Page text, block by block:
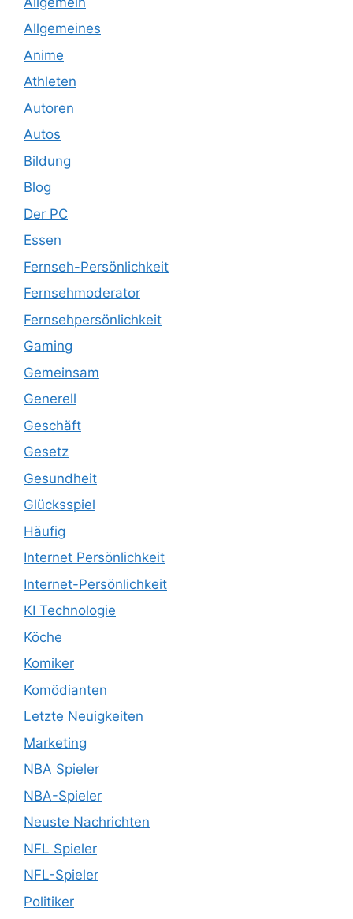
Allgemeines
Anime
Athleten
Autoren
Autos
Bildung
Blog
Der PC
Essen
Fernseh-Persönlichkeit
Fernsehmoderator
Fernsehpersönlichkeit
Gaming
Gemeinsam
Generell
Geschäft
Gesetz
Gesundheit
Glücksspiel
Häufig
Internet Persönlichkeit
Internet-Persönlichkeit
KI Technologie
Köche
Komiker
Komödianten
Letzte Neuigkeiten
Marketing
NBA Spieler
NBA-Spieler
Neuste Nachrichten
NFL Spieler
NFL-Spieler
Politiker